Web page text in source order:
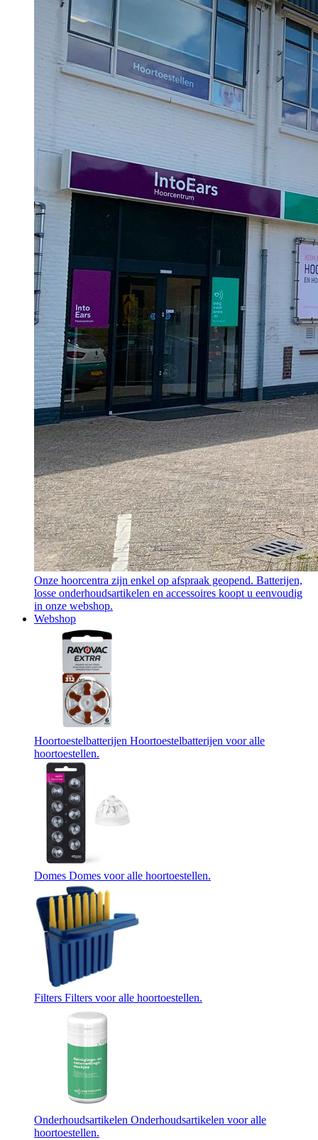
Onze hoorcentra zijn enkel op afspraak geopend. Batterijen,
losse onderhoudsartikelen en accessoires koopt u eenvoudig
in onze webshop.
Webshop
Hoortoestelbatterijen Hoortoestelbatterijen voor alle
hoortoestellen.
Domes Domes voor alle hoortoestellen.
Filters Filters voor alle hoortoestellen.
Onderhoudsartikelen Onderhoudsartikelen voor alle
hoortoestellen.